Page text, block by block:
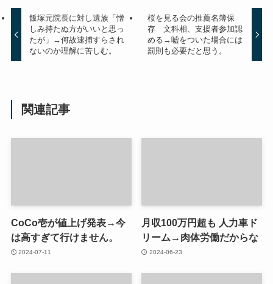
飯塚元院長に対し遺族「憎
しみ持たぬ方がいいと思っ
たが」→何故逮捕すらされ
ないのか理解に苦しむ。
桜を見る会の推薦名簿保
存 文科相、支援者参加認
める→嘘をついた場合には
罰則も必要だと思う。
関連記事
CoCo壱が値上げ発表→今
は高すぎて行けません。
2024-07-11
月収100万円超も 人力車ド
リーム→肉体労働だからな
2024-06-23